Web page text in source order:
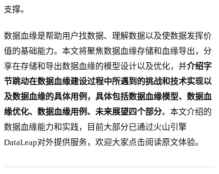
支撑。
数据血缘是帮助用户找数据、理解数据以及使数据发挥价
值的基础能力。本文将聚焦数据血缘存储和血缘导出，分
享在存储和导出数据血缘的模型设计以及优化，并介绍字
节跳动在数据血缘建设过程中所遇到的挑战和技术实现以
及数据血缘的具体用例，具体包括数据血缘模型、数据血
缘优化、数据血缘用例、未来展望四个部分。本文介绍的
数据血缘能力和实践，目前大部分已通过火山引擎
DataLeap对外提供服务，欢迎大家点击阅读原文体验。